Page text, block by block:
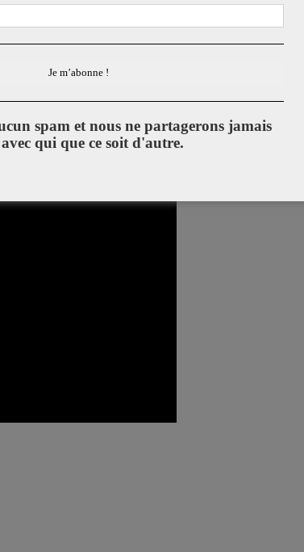
« 13 Sentinels: Aegis Rim » .
spam et nous ne partagerons jamais
qui que ce soit d'autre.